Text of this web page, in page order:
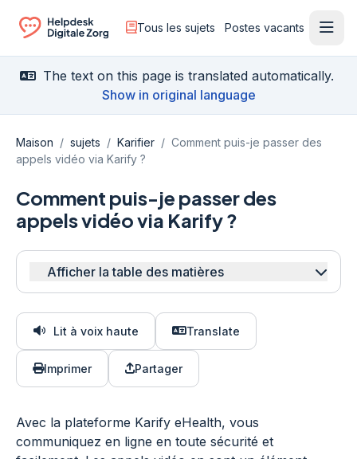
Ga naar de homepagina
Tous les sujets Postes vacants
The text on this page is translated automatically.
Show in original language
Maison / sujets / Karifier / Comment puis-je passer des
appels vidéo via Karify ?
Comment puis-je passer des
appels vidéo via Karify ?
Afficher la table des matières
Lit à voix haute Translate
Imprimer Partager
Avec la plateforme Karify eHealth, vous
communiquez en ligne en toute sécurité et